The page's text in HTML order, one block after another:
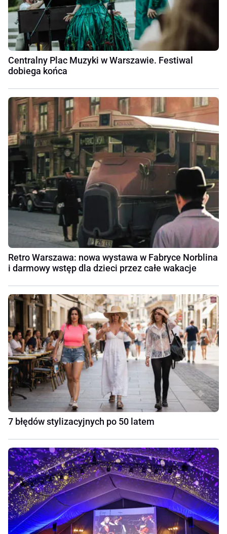
Centralny Plac Muzyki w Warszawie. Festiwal
dobiega końca
Retro Warszawa: nowa wystawa w Fabryce Norblina
i darmowy wstęp dla dzieci przez całe wakacje
7 błędów stylizacyjnych po 50 latem